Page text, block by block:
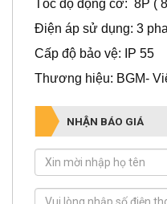
Tốc độ động cơ: 8P (
Điện áp sử dụng: 3
Cấp độ bảo vệ: IP 55
Thương hiệu: BGM-
NHẬN BÁO GIÁ